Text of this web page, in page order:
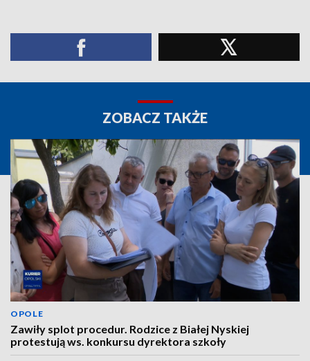
ZOBACZ TAKŻE
OPOLE
Zawiły splot procedur. Rodzice z Białej Nyskiej
protestują ws. konkursu dyrektora szkoły